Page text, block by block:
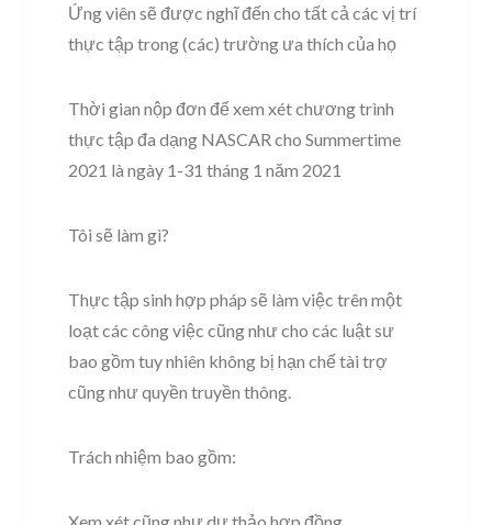
Ứng viên sẽ được nghĩ đến cho tất cả các vị trí
thực tập trong (các) trường ưa thích của họ
Thời gian nộp đơn để xem xét chương trình
thực tập đa dạng NASCAR cho Summertime
2021 là ngày 1-31 tháng 1 năm 2021
Tôi sẽ làm gì?
Thực tập sinh hợp pháp sẽ làm việc trên một
loạt các công việc cũng như cho các luật sư
bao gồm tuy nhiên không bị hạn chế tài trợ
cũng như quyền truyền thông.
Trách nhiệm bao gồm: